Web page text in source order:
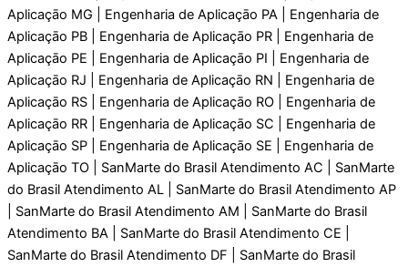
Aplicaçāo MG | Engenharia de Aplicaçāo PA | Engenharia de
Aplicaçāo PB | Engenharia de Aplicaçāo PR | Engenharia de
Aplicaçāo PE | Engenharia de Aplicaçāo PI | Engenharia de
Aplicaçāo RJ | Engenharia de Aplicaçāo RN | Engenharia de
Aplicaçāo RS | Engenharia de Aplicaçāo RO | Engenharia de
Aplicaçāo RR | Engenharia de Aplicaçāo SC | Engenharia de
Aplicaçāo SP | Engenharia de Aplicaçāo SE | Engenharia de
Aplicaçāo TO | SanMarte do Brasil Atendimento AC | SanMarte
do Brasil Atendimento AL | SanMarte do Brasil Atendimento AP
| SanMarte do Brasil Atendimento AM | SanMarte do Brasil
Atendimento BA | SanMarte do Brasil Atendimento CE |
SanMarte do Brasil Atendimento DF | SanMarte do Brasil